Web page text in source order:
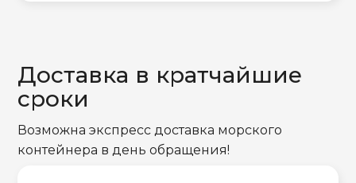
Доставка в кратчайшие
сроки
Возможна экспресс доставка морского
контейнера в день обращения!